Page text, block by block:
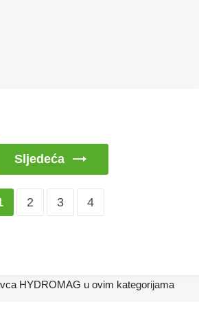
Sljedeća
2 3 4
HYDROMAG u ovim kategorijama